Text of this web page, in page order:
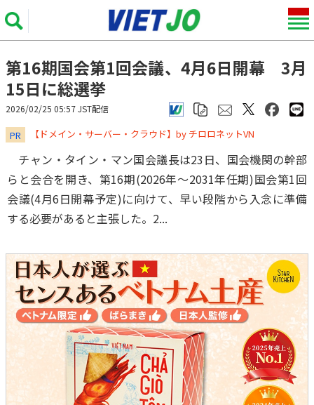
第16期国会第1回会議、4月6日開幕 3月
15日に総選挙
2026/02/25 05:57 JST配信
PR ​​​​​​​【ドメイン・サーバー・クラウド】by チロロネットVN
チャン・タイン・マン国会議長は23日、国会機関の幹部
らと会合を開き、第16期(2026年～2031年任期)国会第1回
会議(4月6日開幕予定)に向けて、早い段階から入念に準備
する必要があると主張した。2...